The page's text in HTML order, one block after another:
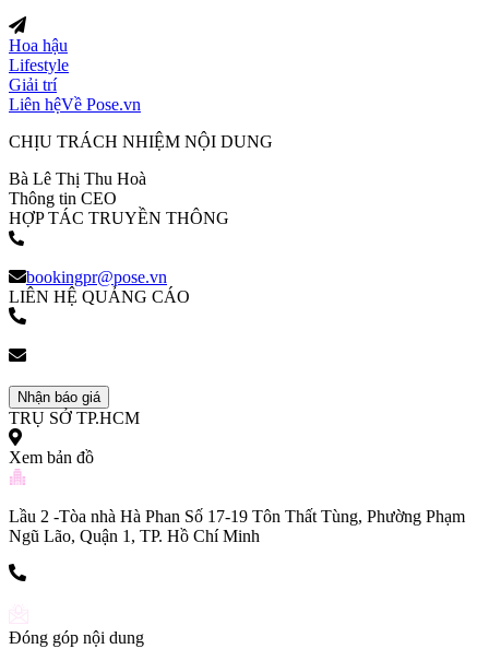
Hoa hậu
Lifestyle
Giải trí
Liên hệVề Pose.vn
CHỊU TRÁCH NHIỆM NỘI DUNG
Bà Lê Thị Thu Hoà
Thông tin CEO
HỢP TÁC TRUYỀN THÔNG
bookingpr@pose.vn
LIÊN HỆ QUẢNG CÁO
Nhận báo giá
TRỤ SỞ TP.HCM
Xem bản đồ
Lầu 2 -Tòa nhà Hà Phan Số 17-19 Tôn Thất Tùng, Phường Phạm
Ngũ Lão, Quận 1, TP. Hồ Chí Minh
Đóng góp nội dung